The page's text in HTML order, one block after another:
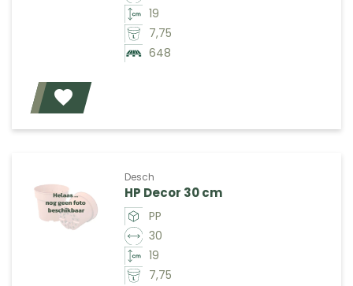
19
7,75
648
Desch
HP Decor 30 cm
PP
30
19
7,75